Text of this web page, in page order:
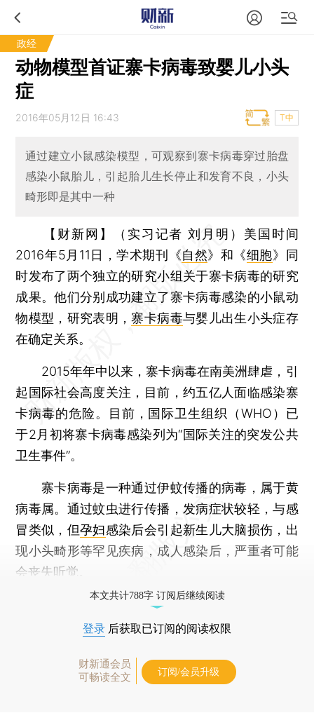
政经
动物模型首证寨卡病毒致婴儿小头
症
2016年05月12日 16:43 T中
通过建立小鼠感染模型，可观察到寨卡病毒穿过胎盘
感染小鼠胎儿，引起胎儿生长停止和发育不良，小头
畸形即是其中一种
【财新网】（实习记者 刘月明） 美国时间
2016年5月11日，学术期刊《自然》和《细胞》同
时发布了两个独立的研究小组关于寨卡病毒的研究
成果。他们分别成功建立了寨卡病毒感染的小鼠动
物模型，研究表明，寨卡病毒与婴儿出生小头症存
在确定关系。
2015年年中以来，寨卡病毒在南美洲肆虐，引
起国际社会高度关注，目前，约五亿人面临感染寨
卡病毒的危险。目前，国际卫生组织（WHO）已
于2月初将寨卡病毒感染列为“国际关注的突发公共
卫生事件”。
寨卡病毒是一种通过伊蚊传播的病毒，属于黄
病毒属。通过蚊虫进行传播，发病症状较轻，与感
冒类似，但孕妇感染后会引起新生儿大脑损伤，出
现小头畸形等罕见疾病，成人感染后，严重者可能
会丧失听觉。
本文共计788字 订阅后继续阅读
登录 后获取已订阅的阅读权限
财新通会员
可畅读全文
订阅/会员升级